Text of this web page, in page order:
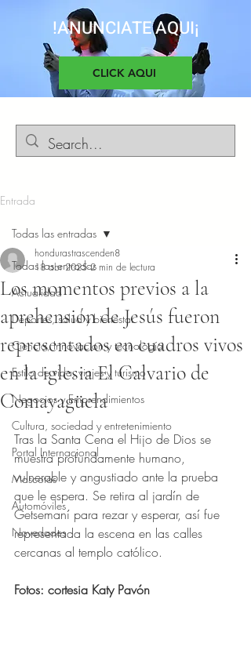
!ANUNCIATE AQUI¡
CLICK AQUI
Entrada
Todas las entradas
Actualidad
Deportes, salud y bienestar
Ciencia, Innovacion y tecnología
Estilo de vida, viajes y turismo
Negocios y Emprendimientos
Cultura, sociedad y entretenimiento
Portal Internacional
Mascotas
Automóviles
Novedades
Todas las entradas
Los momentos previos a la
aprehensión de Jesús fueron
representados en cuadros vivos
en la iglesia El Calvario de
Comayagüela
hondurastrascenden8
18 abr 2025 2 min de lectura
Obtuvo NaN de 5 estrellas.
Tras la Santa Cena el Hijo de Dios se
muestra profundamente humano,
vulnerable y angustiado ante la prueba
que le espera. Se retira al jardín de
Getsemaní para rezar y esperar, así fue
representada la escena en las calles
cercanas al templo católico.
Fotos: cortesia Katy Pavón